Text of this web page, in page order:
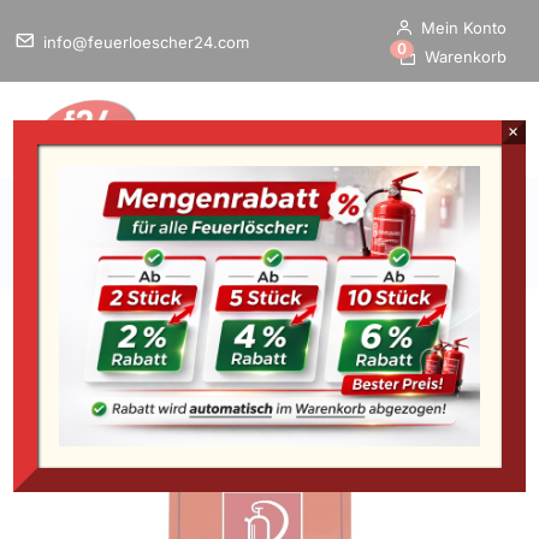
info@feuerloescher24.com
Mein Konto
Warenkorb
0
Startseite»Feuerlöscher Schutzschrank für 9 bis 12
×